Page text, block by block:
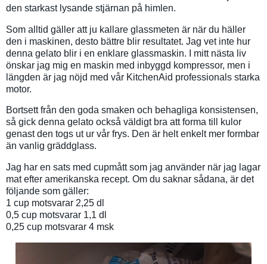
den starkast lysande stjärnan på himlen.
Som alltid gäller att ju kallare glassmeten är när du häller
den i maskinen, desto bättre blir resultatet. Jag vet inte hur
denna gelato blir i en enklare glassmaskin. I mitt nästa liv
önskar jag mig en maskin med inbyggd kompressor, men i
längden är jag nöjd med vår KitchenAid professionals starka
motor.
Bortsett från den goda smaken och behagliga konsistensen,
så gick denna gelato också väldigt bra att forma till kulor
genast den togs ut ur vår frys. Den är helt enkelt mer formbar
än vanlig gräddglass.
Jag har en sats med cupmått som jag använder när jag lagar
mat efter amerikanska recept. Om du saknar sådana, är det
följande som gäller:
1 cup motsvarar 2,25 dl
0,5 cup motsvarar 1,1 dl
0,25 cup motsvarar 4 msk